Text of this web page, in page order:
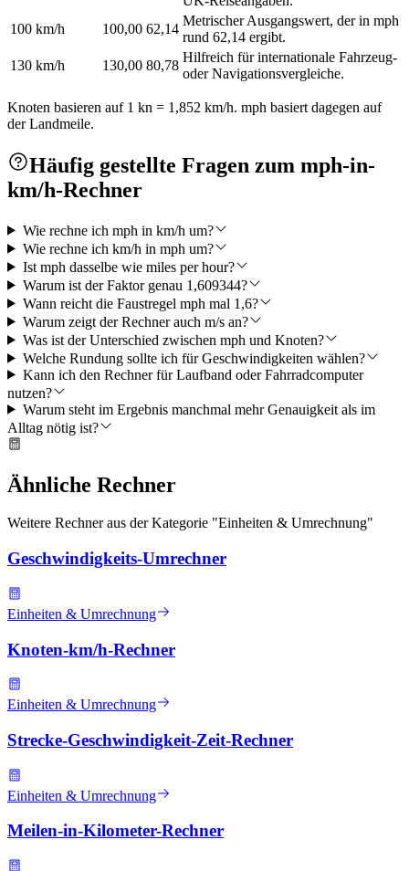
100 km/h
100,00 62,14
Metrischer Ausgangswert, der in mph
rund 62,14 ergibt.
130 km/h
130,00 80,78
Hilfreich für internationale Fahrzeug-
oder Navigationsvergleiche.
Knoten basieren auf 1 kn = 1,852 km/h. mph basiert dagegen auf
der Landmeile.
Häufig gestellte Fragen zum mph-in-
km/h-Rechner
Wie rechne ich mph in km/h um?
Wie rechne ich km/h in mph um?
Ist mph dasselbe wie miles per hour?
Warum ist der Faktor genau 1,609344?
Wann reicht die Faustregel mph mal 1,6?
Warum zeigt der Rechner auch m/s an?
Was ist der Unterschied zwischen mph und Knoten?
Welche Rundung sollte ich für Geschwindigkeiten wählen?
Kann ich den Rechner für Laufband oder Fahrradcomputer
nutzen?
Warum steht im Ergebnis manchmal mehr Genauigkeit als im
Alltag nötig ist?
Ähnliche Rechner
Weitere Rechner aus der Kategorie "Einheiten & Umrechnung"
Geschwindigkeits-Umrechner
Einheiten & Umrechnung
Knoten-km/h-Rechner
Einheiten & Umrechnung
Strecke-Geschwindigkeit-Zeit-Rechner
Einheiten & Umrechnung
Meilen-in-Kilometer-Rechner